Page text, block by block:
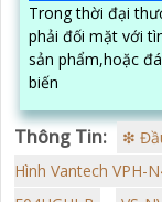
Trong thời đại
phải đối mặt với
sản phẩm,hoặc
biến
Thông Tin: ❇
Hình Vantech VPH-